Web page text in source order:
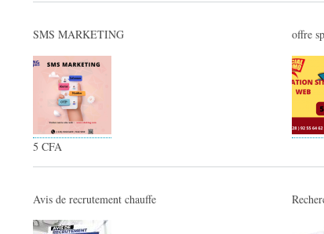
SMS MARKETING
5 CFA
offre
Avis de recrutement chauffe